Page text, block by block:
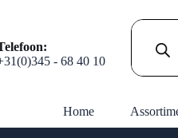
- 68 40 10
zoeken
Home